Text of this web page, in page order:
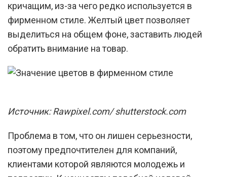
кричащим, из-за чего редко используется в
фирменном стиле. Желтый цвет позволяет
выделиться на общем фоне, заставить людей
обратить внимание на товар.
Источник: Rawpixel.com/ shutterstock.com
Проблема в том, что он лишен серьезности,
поэтому предпочтителен для компаний,
клиентами которой являются молодежь и